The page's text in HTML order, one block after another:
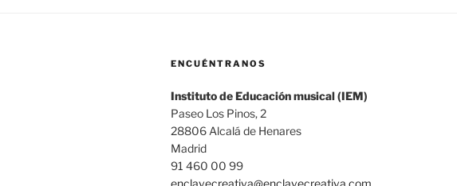
ENCUÉNTRANOS
Instituto de Educación musical (IEM)
Paseo Los Pinos, 2
28806 Alcalá de Henares
Madrid
91 460 00 99
enclavecreativa@enclavecreativa.com